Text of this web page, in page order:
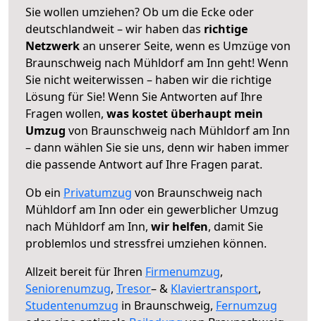
Sie wollen umziehen? Ob um die Ecke oder
deutschlandweit – wir haben das richtige
Netzwerkan unserer Seite, wenn es Umzüge von
Braunschweig nach Mühldorf am Inn geht! Wenn
Sie nicht weiterwissen – haben wir die richtige
Lösung für Sie! Wenn Sie Antworten auf Ihre
Fragen wollen, was kostet überhaupt mein
Umzug von Braunschweig nach Mühldorf am Inn
– dann wählen Sie sie uns, denn wir haben immer
die passende Antwort auf Ihre Fragen parat.
Ob ein Privatumzug von Braunschweig nach
Mühldorf am Inn oder ein gewerblicher Umzug
nach Mühldorf am Inn, wir helfen, damit Sie
problemlos und stressfrei umziehen können.
Allzeit bereit für Ihren Firmenumzug,
Seniorenumzug, Tresor– & Klaviertransport,
Studentenumzug in Braunschweig, Fernumzug